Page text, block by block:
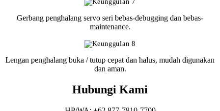
Gerbang penghalang servo seri bebas-debugging dan bebas-
maintenance.
Lengan penghalang buka / tutup cepat dan halus, mudah digunakan
dan aman.
Hubungi Kami